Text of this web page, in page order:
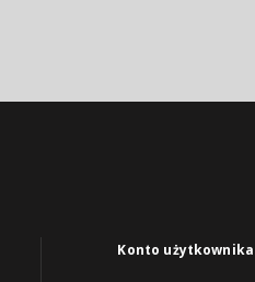
Konto użytkownika